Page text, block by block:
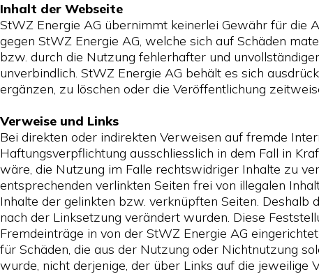
Inhalt der Webseite
StWZ Energie AG übernimmt keinerlei Gewähr für die
gegen StWZ Energie AG, welche sich auf Schäden
bzw. durch die Nutzung fehlerhafter und
unverbindlich. StWZ Energie AG behält es sich
ergänzen, zu löschen oder die Veröffentlichung
Verweise und Links
Bei direkten oder indirekten Verweisen auf fremde
Haftungsverpflichtung ausschliesslich in dem Fall in
wäre, die Nutzung im Falle rechtswidriger Inhalte zu
entsprechenden verlinkten Seiten frei von illegalen
Inhalte der gelinkten bzw. verknüpften Seiten.
nach der Linksetzung verändert wurden. Diese
Fremdeinträge in von der StWZ Energie AG
für Schäden, die aus der Nutzung oder Nichtnutzung
wurde, nicht derjenige, der über Links auf die jeweilige